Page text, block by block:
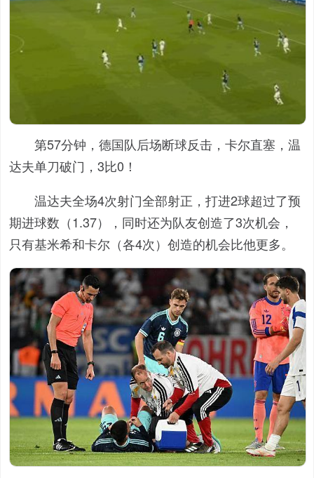
第57分钟，德国队后场断球反击，卡尔直塞，温
达夫单刀破门，3比0！
温达夫全场4次射门全部射正，打进2球超过了预
期进球数（1.37），同时还为队友创造了3次机会，
只有基米希和卡尔（各4次）创造的机会比他更多。